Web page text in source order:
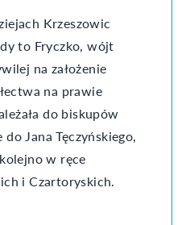
Krzeszowic
to Fryczko, wójt
na założenie
na prawie
do biskupów
Jana Tęczyńskiego,
w ręce
i Czartoryskich.